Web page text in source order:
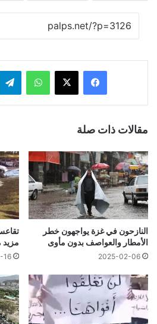
فيسبوك ‫X واتساب
مقالات ذات صلة
النازحون في غزة يواجهون خطر
الأمطار والعواصف بدون مأوى
2025-02-06
مزيد
16